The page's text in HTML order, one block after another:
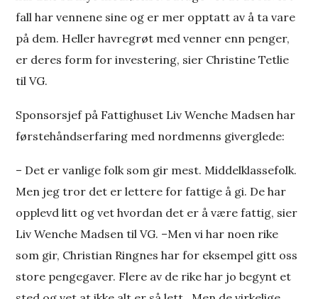
fall har vennene sine og er mer opptatt av å ta vare
på dem. Heller havregrøt med venner enn penger,
er deres form for investering, sier Christine Tetlie
til VG.
Sponsorsjef på Fattighuset Liv Wenche Madsen har
førstehåndserfaring med nordmenns giverglede:
– Det er vanlige folk som gir mest. Middelklassefolk.
Men jeg tror det er lettere for fattige å gi. De har
opplevd litt og vet hvordan det er å være fattig, sier
Liv Wenche Madsen til VG. –Men vi har noen rike
som gir, Christian Ringnes har for eksempel gitt oss
store pengegaver. Flere av de rike har jo begynt et